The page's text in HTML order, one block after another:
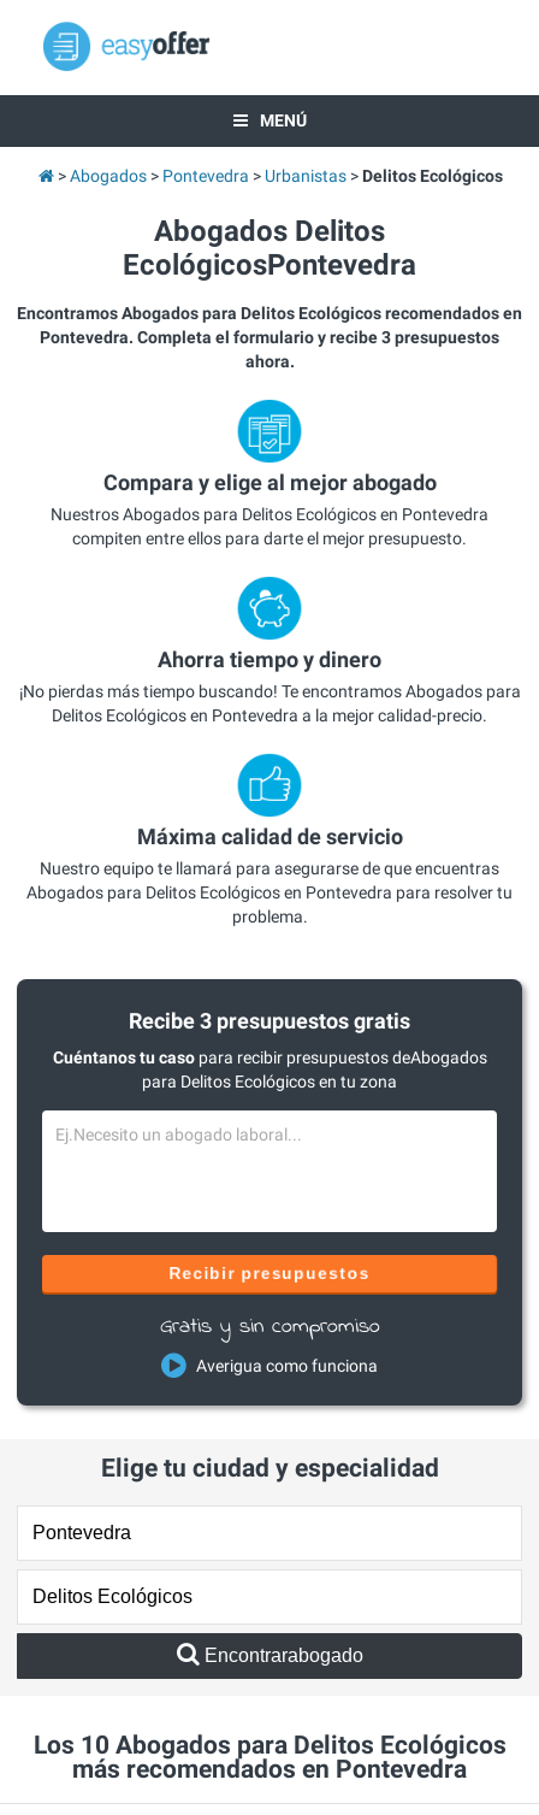
MENÚ
Abogados Pontevedra Urbanistas Delitos Ecológicos
Abogados Delitos
EcológicosPontevedra
Encontramos Abogados para Delitos Ecológicos recomendados en
Pontevedra. Completa el formulario y recibe 3 presupuestos
ahora.
Compara y elige al mejor abogado
Nuestros Abogados para Delitos Ecológicos en Pontevedra
compiten entre ellos para darte el mejor presupuesto.
Ahorra tiempo y dinero
¡No pierdas más tiempo buscando! Te encontramos Abogados para
Delitos Ecológicos en Pontevedra a la mejor calidad-precio.
Máxima calidad de servicio
Nuestro equipo te llamará para asegurarse de que encuentras
Abogados para Delitos Ecológicos en Pontevedra para resolver tu
problema.
Recibe 3 presupuestos gratis
Cuéntanos tu casopara recibir presupuestos deAbogados
para Delitos Ecológicos en tu zona
Recibir presupuestos
Gratis y sin compromiso
Averigua como funciona
Elige tu ciudad y especialidad
Encontrarabogado
Los 10 Abogados para Delitos Ecológicos
más recomendados en Pontevedra